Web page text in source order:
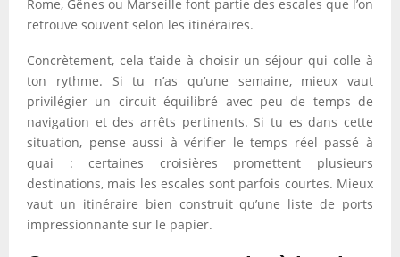
Rome, Gênes ou Marseille font partie des escales que l’on
retrouve souvent selon les itinéraires.
Concrètement, cela t’aide à choisir un séjour qui colle à
ton rythme. Si tu n’as qu’une semaine, mieux vaut
privilégier un circuit équilibré avec peu de temps de
navigation et des arrêts pertinents. Si tu es dans cette
situation, pense aussi à vérifier le temps réel passé à
quai : certaines croisières promettent plusieurs
destinations, mais les escales sont parfois courtes. Mieux
vaut un itinéraire bien construit qu’une liste de ports
impressionnante sur le papier.